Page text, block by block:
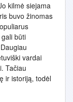
kilmė siejama
buvo žinomas
būti
vardai
Tačiau
ir istoriją, todėl